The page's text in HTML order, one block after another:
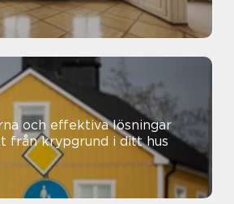
och effektiva lösningar
från krypgrund i ditt hus